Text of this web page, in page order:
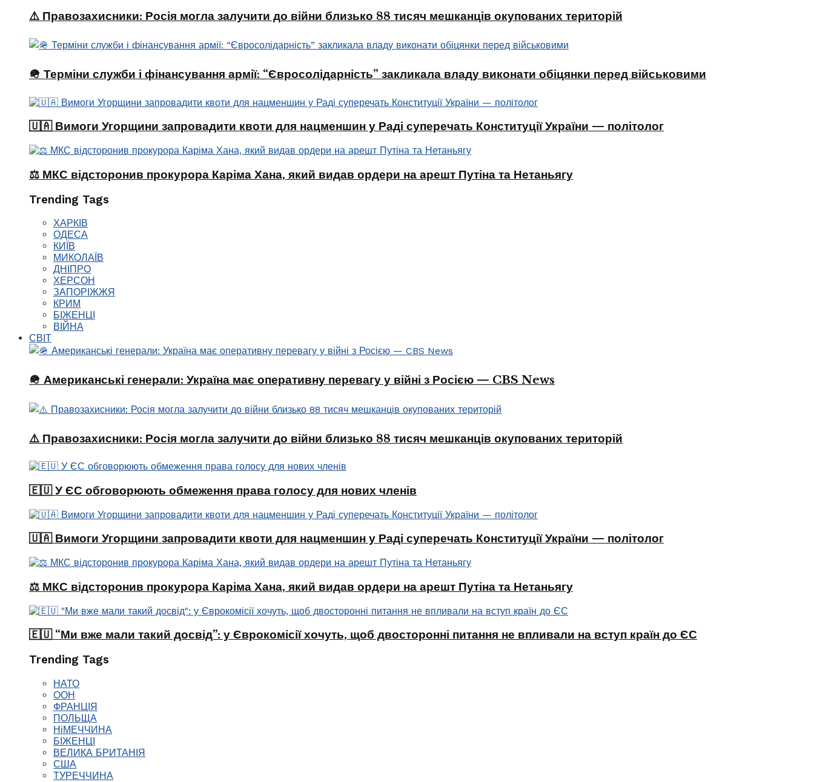
⚠️ Правозахисники: Росія могла залучити до війни близько 88 тисяч мешканців окупованих територій
🪖 Терміни служби і фінансування армії: “Євросолідарність” закликала владу виконати обіцянки перед військовими
🇺🇦 Вимоги Угорщини запровадити квоти для нацменшин у Раді суперечать Конституції України — політолог
⚖️ МКС відсторонив прокурора Каріма Хана, який видав ордери на арешт Путіна та Нетаньягу
Trending Tags
ХАРКІВ
ОДЕСА
КИЇВ
МИКОЛАЇВ
ДНІПРО
ХЕРСОН
ЗАПОРІЖЖЯ
КРИМ
БІЖЕНЦІ
ВІЙНА
СВІТ
🪖 Американські генерали: Україна має оперативну перевагу у війні з Росією — CBS News
⚠️ Правозахисники: Росія могла залучити до війни близько 88 тисяч мешканців окупованих територій
🇪🇺 У ЄС обговорюють обмеження права голосу для нових членів
🇺🇦 Вимоги Угорщини запровадити квоти для нацменшин у Раді суперечать Конституції України — політолог
⚖️ МКС відсторонив прокурора Каріма Хана, який видав ордери на арешт Путіна та Нетаньягу
🇪🇺 “Ми вже мали такий досвід”: у Єврокомісії хочуть, щоб двосторонні питання не впливали на вступ країн до ЄС
Trending Tags
НАТО
ООН
ФРАНЦІЯ
ПОЛЬЩА
НіМЕЧЧИНА
БІЖЕНЦІ
ВЕЛИКА БРИТАНІЯ
США
ТУРЕЧЧИНА